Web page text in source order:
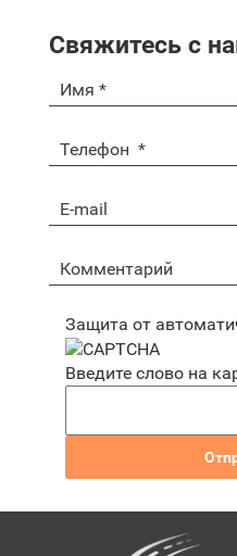
Свяжитесь с
Защита от
Введите слово на